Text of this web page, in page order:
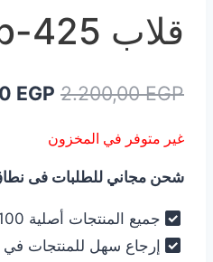
قلاب Qalab-425
2.200,00EGP
السعر
هو:
EGP.
EGP
غير متوفر في المخزون
شحن مجاني للطلبات فى نطاق
جميع المنتجات أصلية 100% - فرز أول فقط .
إرجاع سهل للمنتجات في خلال